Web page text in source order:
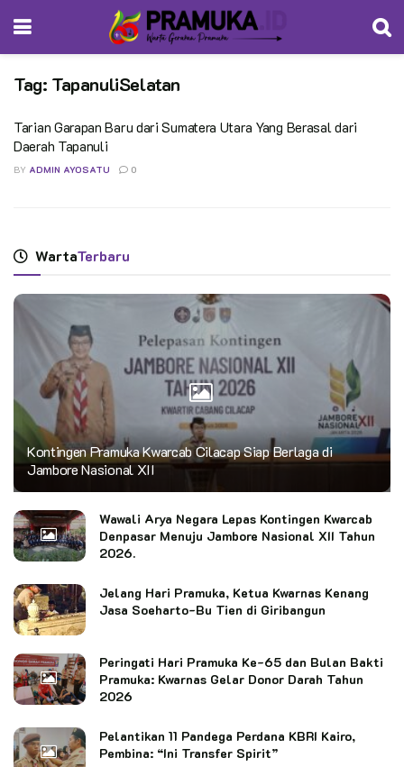
Tag: TapanuliSelatan
Tarian Garapan Baru dari Sumatera Utara Yang Berasal dari
Daerah Tapanuli
BY ADMIN AYOSATU 0
WartaTerbaru
Kontingen Pramuka Kwarcab Cilacap Siap Berlaga di
Jambore Nasional XII
Wawali Arya Negara Lepas Kontingen Kwarcab
Denpasar Menuju Jambore Nasional XII Tahun
2026.
Jelang Hari Pramuka, Ketua Kwarnas Kenang
Jasa Soeharto-Bu Tien di Giribangun
Peringati Hari Pramuka Ke-65 dan Bulan Bakti
Pramuka: Kwarnas Gelar Donor Darah Tahun
2026
Pelantikan 11 Pandega Perdana KBRI Kairo,
Pembina: “Ini Transfer Spirit”